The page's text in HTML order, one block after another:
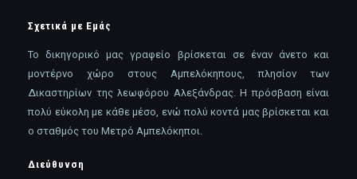
Σχετικά με Εμάς
Το δικηγορικό μας γραφείο βρίσκεται σε έναν άνετο και
μοντέρνο χώρο στους Αμπελόκηπους, πλησίον των
Δικαστηρίων της λεωφόρου Αλεξάνδρας. Η πρόσβαση είναι
πολύ εύκολη με κάθε μέσο, ενώ πολύ κοντά μας βρίσκεται και
ο σταθμός του Μετρό Αμπελόκηποι.
Διεύθυνση